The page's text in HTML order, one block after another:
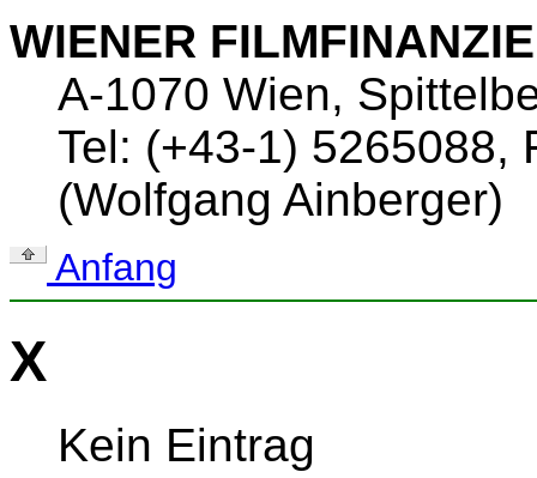
WIENER
A-1070 Wien,
Tel: (+43-1) 5265088,
(Wolfgang Ainberger)
Anfang
X
Kein Eintrag